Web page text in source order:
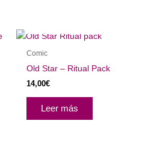
Comic
Old Star – Ritual Pack
14,00€
Leer más